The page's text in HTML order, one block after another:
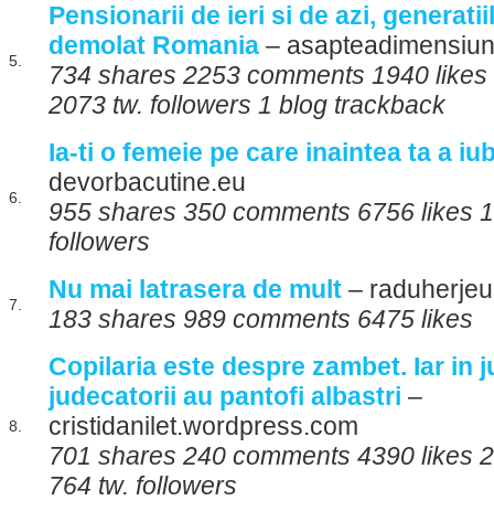
5.
Pensionarii de ieri si de azi,
demolat Romania –
734 shares 2253 comments 1940
2073 tw. followers 1 blog trackback
6.
Ia-ti o femeie pe care inaintea ta a
devorbacutine.eu
955 shares 350 comments 6756 likes
followers
7.
Nu mai latrasera de mult –
183 shares 989 comments 6475 likes
8.
Copilaria este despre zambet. Iar in
judecatorii au pantofi albastri –
cristidanilet.wordpress.com
701 shares 240 comments 4390 likes
764 tw. followers